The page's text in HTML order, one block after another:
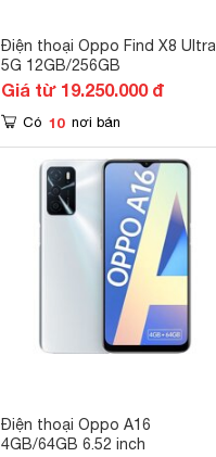
Điện thoại Oppo Find X8 Ultra
5G 12GB/256GB
Giá từ 19.250.000 đ
Có 10 nơi bán
Điện thoại Oppo A16
4GB/64GB 6.52 inch